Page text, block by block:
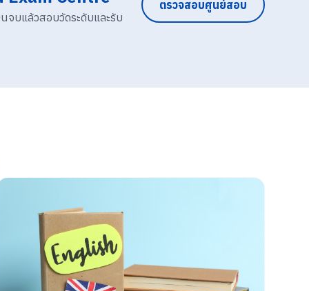
จบแล้วสอบวัดระดับและรับ
ตรวจสอบศูนย์สอบ